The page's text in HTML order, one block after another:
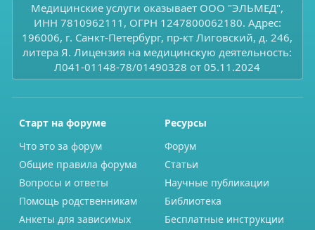
Медицинские услуги оказывает ООО "ЭЛЬМЕД",
ИНН 7810962111, ОГРН 1247800062180. Адрес:
196006, г. Санкт-Петербург, пр-кт Лиговский, д. 246,
литера Я. Лицензия на медицинскую деятельность:
Л041-01148-78/01490328 от 05.11.2024
Старт на форуме
Что это за форум
Общие правила форума
Вопросы и ответы
Помощь родственникам
Анкеты для зависимых
Ресурсы
Форум
Статьи
Научные публикации
Библиотека
Бесплатные инструкции